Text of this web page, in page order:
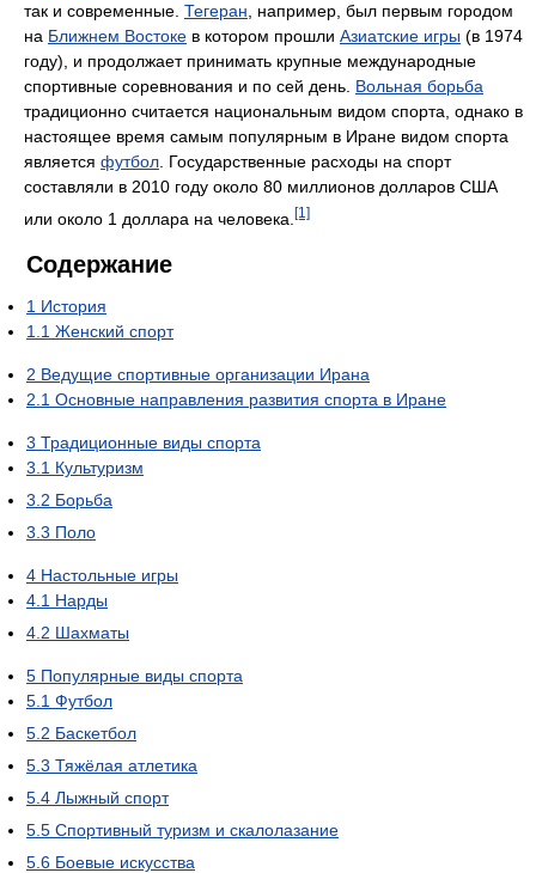
так и современные. Тегеран , например, был первым городом
на Ближнем Востоке в котором прошли Азиатские игры (в 1974
году), и продолжает принимать крупные международные
спортивные соревнования и по сей день. Вольная борьба
традиционно считается национальным видом спорта, однако в
настоящее время самым популярным в Иране видом спорта
является футбол . Государственные расходы на спорт
составляли в 2010 году около 80 миллионов долларов США
или около 1 доллара на человека. [1]
Содержание
1 История
1.1 Женский спорт
2 Ведущие спортивные организации Ирана
2.1 Основные направления развития спорта в Иране
3 Традиционные виды спорта
3.1 Культуризм
3.2 Борьба
3.3 Поло
4 Настольные игры
4.1 Нарды
4.2 Шахматы
5 Популярные виды спорта
5.1 Футбол
5.2 Баскетбол
5.3 Тяжёлая атлетика
5.4 Лыжный спорт
5.5 Спортивный туризм и скалолазание
5.6 Боевые искусства